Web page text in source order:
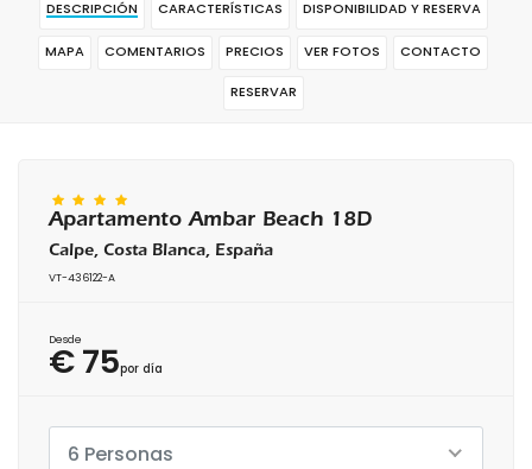
DESCRIPCIÓN CARACTERÍSTICAS DISPONIBILIDAD Y RESERVA
MAPA COMENTARIOS PRECIOS VER FOTOS CONTACTO
RESERVAR
Apartamento Ambar Beach 18D
Calpe, Costa Blanca, España
VT-436122-A
Desde
€ 75por día
6 Personas